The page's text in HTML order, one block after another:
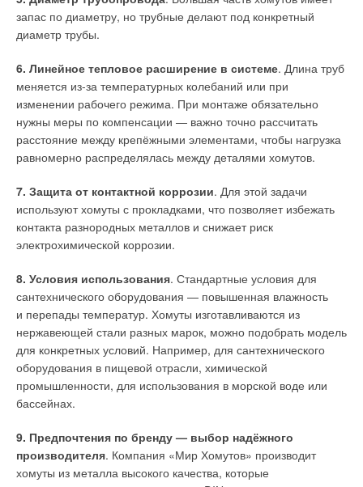
запас по диаметру, но трубные делают под конкретный
диаметр трубы.
6. Линейное тепловое расширение в системе. Длина труб
меняется из-за температурных колебаний или при
изменении рабочего режима. При монтаже обязательно
нужны меры по компенсации — важно точно рассчитать
расстояние между крепёжными элементами, чтобы нагрузка
равномерно распределялась между деталями хомутов.
7. Защита от контактной коррозии. Для этой задачи
используют хомуты с прокладками, что позволяет избежать
контакта разнородных металлов и снижает риск
электрохимической коррозии.
8. Условия использования. Стандартные условия для
сантехнического оборудования — повышенная влажность
и перепады температур. Хомуты изготавливаются из
нержавеющей стали разных марок, можно подобрать модель
для конкретных условий. Например, для сантехнического
оборудования в пищевой отрасли, химической
промышленности, для использования в морской воде или
бассейнах.
9. Предпочтения по бренду — выбор надёжного
производителя. Компания «Мир Хомутов» производит
хомуты из металла высокого качества, которые
4. Проведено сравнение результатов экспериментальных
исследований для труб из ВЧШГ и ПЭ-100 с данными,
и методических документах, что предполагает при
разработке и модернизации нормативной базы внести
коррективы в плане уменьшения значений Кэ для труб из
ВЧШГ, в том числе на основании повышенного качества
изготовления современных труб.
вопросов корректировки нормативной базы в части величины
эквивалентной шероховатости для полиэтиленовых труб
на основании применённых унифицированных расчётных
формул.
Храменков С.В. Стратегия модернизации водопроводной сети. —
М.: Стройиздат, 2005. 288 с.
Башмаков И.А. Потенциал энергосбережения в России //
Энергосбережение, 2009. №1. С. 28–36.
Лезнов Б.С. Энергосбережение и регулируемый привод в насосных
и воздуходувных установках. — М.: Энергоатомиздат, 2006. 359 с.
Орлов В.А. Бестраншейные технологии и энергосбережение. — М.:
Чугаев Р.Р. Гидравлика. — Л.: Энергия, 1970. 552 с.
Продоус О.А. Прогнозирование потерь напора в трубопроводах из
СП 66.13330.2011. Проектирование и строительство напорных
сетей водоснабжения и водоотведения с применением
высокопрочных труб из чугуна с шаровидным графитом (с Изм.
№1, 2) / Дата введ.: 20.05.2011.